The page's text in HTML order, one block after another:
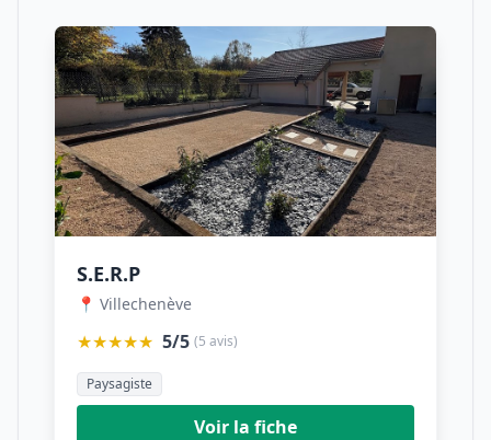
S.E.R.P
📍 Villechenève
★★★★★ 5/5 (5 avis)
Paysagiste
Voir la fiche